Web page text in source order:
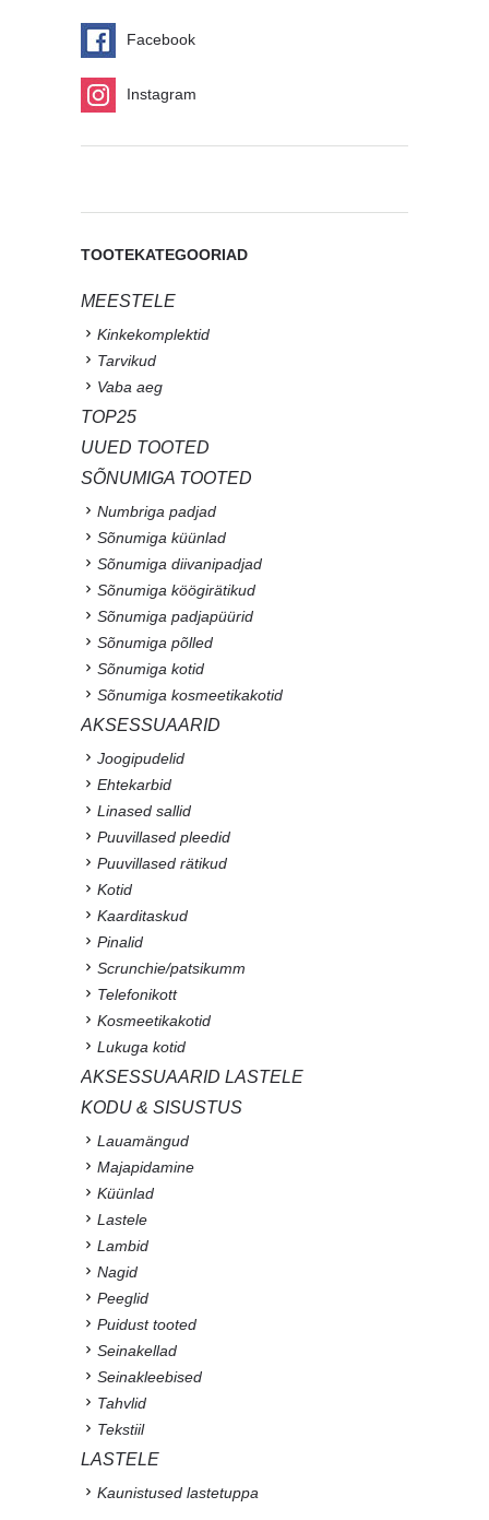
Facebook
Instagram
TOOTEKATEGOORIAD
MEESTELE
Kinkekomplektid
Tarvikud
Vaba aeg
TOP25
UUED TOOTED
SÕNUMIGA TOOTED
Numbriga padjad
Sõnumiga küünlad
Sõnumiga diivanipadjad
Sõnumiga köögirätikud
Sõnumiga padjapüürid
Sõnumiga põlled
Sõnumiga kotid
Sõnumiga kosmeetikakotid
AKSESSUAARID
Joogipudelid
Ehtekarbid
Linased sallid
Puuvillased pleedid
Puuvillased rätikud
Kotid
Kaarditaskud
Pinalid
Scrunchie/patsikumm
Telefonikott
Kosmeetikakotid
Lukuga kotid
AKSESSUAARID LASTELE
KODU & SISUSTUS
Lauamängud
Majapidamine
Küünlad
Lastele
Lambid
Nagid
Peeglid
Puidust tooted
Seinakellad
Seinakleebised
Tahvlid
Tekstiil
LASTELE
Kaunistused lastetuppa